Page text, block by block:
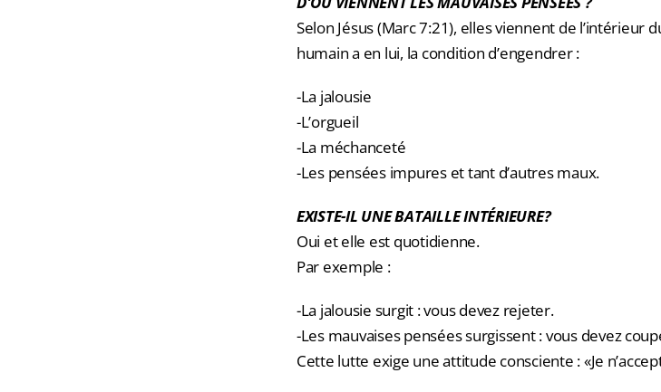
Selon Jésus (Marc 7:21), elles viennent de l’intérieur
humain a en lui, la condition d’engendrer :
-La jalousie
-L’orgueil
-La méchanceté
-Les pensées impures et tant d’autres maux.
EXISTE-IL UNE BATAILLE INTÉRIEURE?
Oui et elle est quotidienne.
Par exemple :
-La jalousie surgit : vous devez rejeter.
-Les mauvaises pensées surgissent : vous devez
Cette lutte exige une attitude consciente : «Je